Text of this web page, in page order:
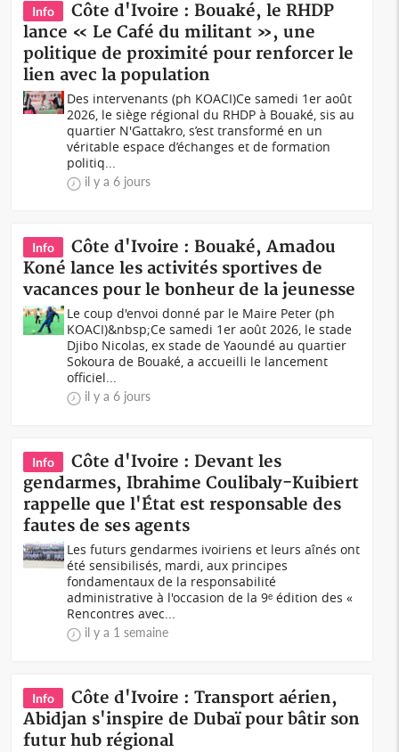
Info
Côte d'Ivoire : Bouaké, le RHDP
lance « Le Café du militant », une
politique de proximité pour renforcer le
lien avec la population
Des intervenants (ph KOACI)Ce samedi 1er août
2026, le siège régional du RHDP à Bouaké, sis au
quartier N'Gattakro, s’est transformé en un
véritable espace d’échanges et de formation
politiq...
il y a 6 jours
Info
Côte d'Ivoire : Bouaké, Amadou
Koné lance les activités sportives de
vacances pour le bonheur de la jeunesse
Le coup d'envoi donné par le Maire Peter (ph
KOACI)&nbsp;Ce samedi 1er août 2026, le stade
Djibo Nicolas, ex stade de Yaoundé au quartier
Sokoura de Bouaké, a accueilli le lancement
officiel...
il y a 6 jours
Info
Côte d'Ivoire : Devant les
gendarmes, Ibrahime Coulibaly-Kuibiert
rappelle que l'État est responsable des
fautes de ses agents
Les futurs gendarmes ivoiriens et leurs aînés ont
été sensibilisés, mardi, aux principes
fondamentaux de la responsabilité
administrative à l'occasion de la 9ᵉ édition des «
Rencontres avec...
il y a 1 semaine
Info
Côte d'Ivoire : Transport aérien,
Abidjan s'inspire de Dubaï pour bâtir son
futur hub régional